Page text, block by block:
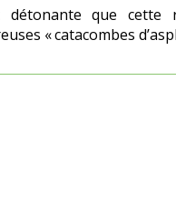
détonante que cette
« catacombes